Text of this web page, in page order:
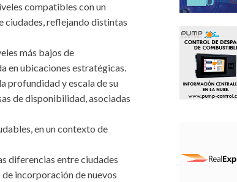
compatibles con un
ciudades, reflejando distintas
más bajos de
en ubicaciones estratégicas.
profundidad y escala de su
de disponibilidad, asociadas
en un contexto de
diferencias entre ciudades
incorporación de nuevos